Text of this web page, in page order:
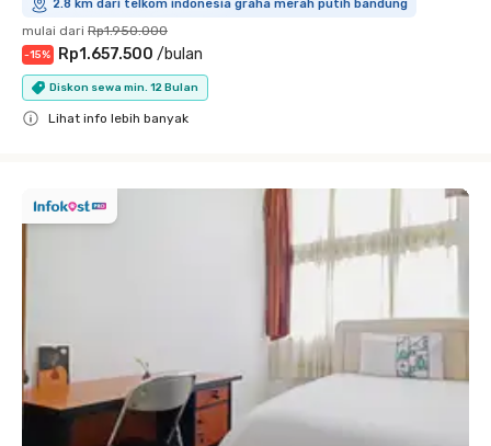
2.8 km dari telkom indonesia graha merah putih bandung
mulai dari Rp1.950.000
-15% Rp1.657.500 /bulan
Diskon sewa min. 12 Bulan
Lihat info lebih banyak